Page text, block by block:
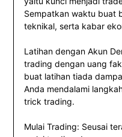
Sempatkan waktu buat
teknikal, serta kabar
Latihan dengan Akun
trading dengan uang
buat latihan tiada
Anda mendalami
trick trading.
Mulai Trading: Seusai